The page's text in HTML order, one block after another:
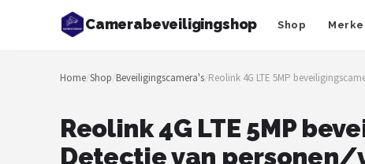
Camerabeveiligingshop Shop
Zoeken
NAVIGATIE
Merken
Home/Shop/Beveiligingscamera's/Reolink 4G LTE 5MP
Reolink 4G LTE 5MP
Detectie van personen/